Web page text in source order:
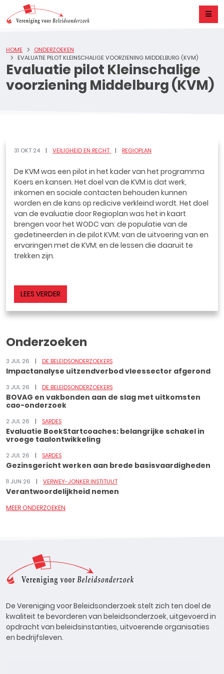
Evaluatie pilot Kleinschalige
voorziening Middelburg (KVM)
HOME
ONDERZOEKEN
EVALUATIE PILOT KLEINSCHALIGE VOORZIENING MIDDELBURG (KVM)
31 OKT 24 VEILIGHEID EN RECHT REGIOPLAN
De KVM was een pilot in het kader van het programma
Koers en kansen. Het doel van de KVM is dat werk,
inkomen en sociale contacten behouden kunnen
worden en de kans op redicive verkleind wordt. Het doel
van de evaluatie door Regioplan was het in kaart
brengen voor het WODC van: de populatie van de
gedetineerden in de pilot KVM; van de uitvoering van en
ervaringen met de KVM; en de lessen die daaruit te
trekken zijn.
LEES VERDER
Onderzoeken
3 JUL 26 DE BELEIDSONDERZOEKERS
Impactanalyse uitzendverbod vleessector afgerond
3 JUL 26 DE BELEIDSONDERZOEKERS
BOVAG en vakbonden aan de slag met uitkomsten
cao-onderzoek
2 JUL 26 SARDES
Evaluatie BoekStartcoaches: belangrijke schakel in
vroege taalontwikkeling
2 JUL 26 SARDES
Gezinsgericht werken aan brede basisvaardigheden
11 JUN 26 VERWEY-JONKER INSTITUUT
Verantwoordelijkheid nemen
MEER ONDERZOEKEN
De Vereniging voor Beleidsonderzoek stelt zich ten doel de
kwaliteit te bevorderen van beleidsonderzoek, uitgevoerd in
opdracht van beleidsinstanties, uitvoerende organisaties
en bedrijfsleven.